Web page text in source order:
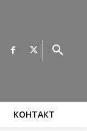
КОНТАКТ